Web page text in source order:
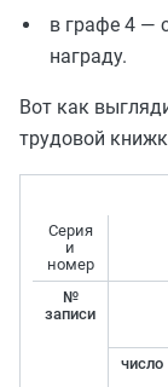
в графе 4 —
награду.
Вот как
трудовой
Серия
и
номер
№
записи
число